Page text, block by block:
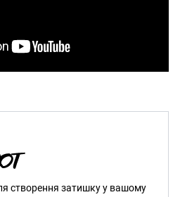
створення затишку у вашому